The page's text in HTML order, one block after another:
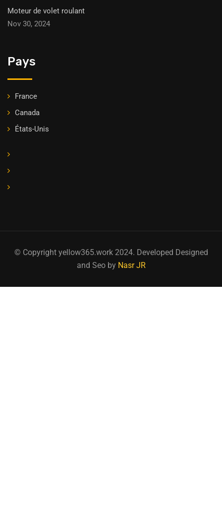
Moteur de volet roulant
Nov 30, 2024
Pays
France
Canada
États-Unis
© Copyright yellow365.work 2024. Developed Designed
and Seo by Nasr JR